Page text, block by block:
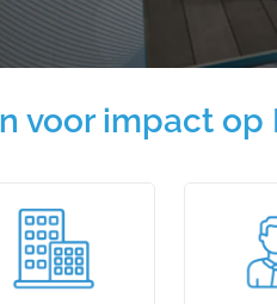
voor impact op